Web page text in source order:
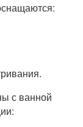
с ванной